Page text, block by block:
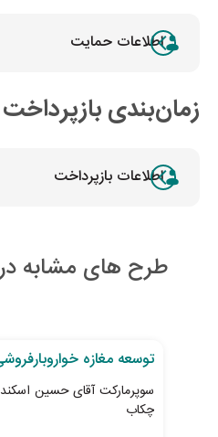
اطلاعات حمایت
زمان‌بندی بازپرداخت
اطلاعات بازپرداخت
طرح های مشابه
توسعه مغازه
سوپرمارکت آقای حسین
چکاب